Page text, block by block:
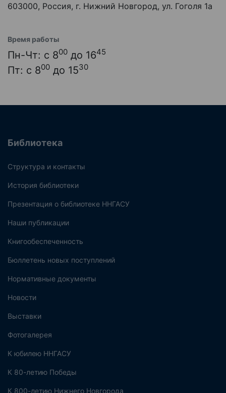
603000, Россия, г. Нижний Новгород, ул. Гоголя 1а
Время работы
Пн-Чт: с 800 до 1645
Пт: с 800 до 1530
Библиотека
Структура и контакты
История библиотеки
Презентация о библиотеке ННГАСУ
Наши публикации
Книгообеспеченность
Бюллетень новых поступлений
Нормативные документы
Новости
Выставки
Фотогалерея
К юбилею ННГАСУ
К 80-летию Победы
К 800-летию Нижнего Новгорода